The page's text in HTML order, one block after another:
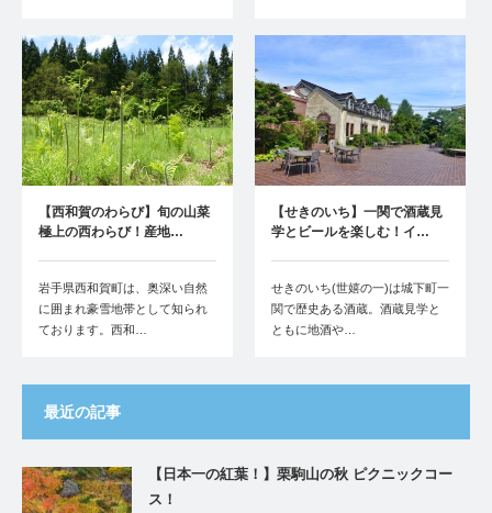
【西和賀のわらび】旬の山菜
極上の西わらび！産地…
岩手県西和賀町は、奥深い自然
に囲まれ豪雪地帯として知られ
ております。西和…
【せきのいち】一関で酒蔵見
学とビールを楽しむ！イ…
せきのいち(世嬉の一)は城下町一
関で歴史ある酒蔵。酒蔵見学と
ともに地酒や…
最近の記事
【日本一の紅葉！】栗駒山の秋 ピクニックコー
ス！